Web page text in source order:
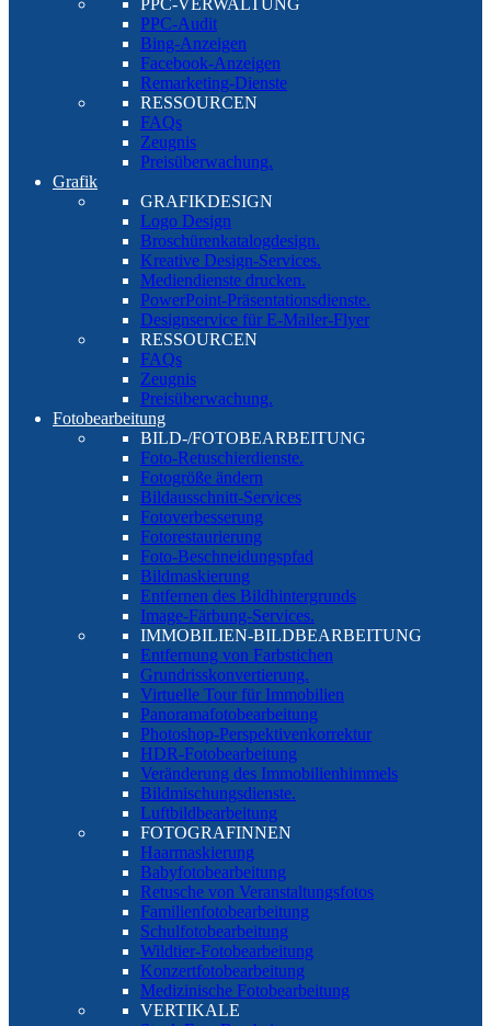
PPC-VERWALTUNG
PPC-Audit
Bing-Anzeigen
Facebook-Anzeigen
Remarketing-Dienste
RESSOURCEN
FAQs
Zeugnis
Preisüberwachung.
Grafik
GRAFIKDESIGN
Logo Design
Broschürenkatalogdesign.
Kreative Design-Services.
Mediendienste drucken.
PowerPoint-Präsentationsdienste.
Designservice für E-Mailer-Flyer
RESSOURCEN
FAQs
Zeugnis
Preisüberwachung.
Fotobearbeitung
BILD-/FOTOBEARBEITUNG
Foto-Retuschierdienste.
Fotogröße ändern
Bildausschnitt-Services
Fotoverbesserung
Fotorestaurierung
Foto-Beschneidungspfad
Bildmaskierung
Entfernen des Bildhintergrunds
Image-Färbung-Services.
IMMOBILIEN-BILDBEARBEITUNG
Entfernung von Farbstichen
Grundrisskonvertierung.
Virtuelle Tour für Immobilien
Panoramafotobearbeitung
Photoshop-Perspektivenkorrektur
HDR-Fotobearbeitung
Veränderung des Immobilienhimmels
Bildmischungsdienste.
Luftbildbearbeitung
FOTOGRAFINNEN
Haarmaskierung
Babyfotobearbeitung
Retusche von Veranstaltungsfotos
Familienfotobearbeitung
Schulfotobearbeitung
Wildtier-Fotobearbeitung
Konzertfotobearbeitung
Medizinische Fotobearbeitung
VERTIKALE